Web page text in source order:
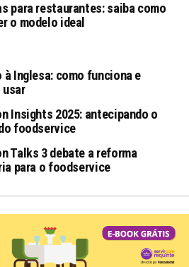
para restaurantes: saiba como
o modelo ideal
à Inglesa: como funciona e
usar
Insights 2025: antecipando o
foodservice
Talks 3 debate a reforma
para o foodservice